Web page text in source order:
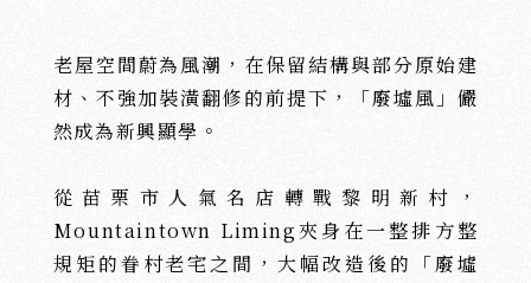
老屋空間蔚為風潮，在保留結構與部分原始建
材、不強加裝潢翻修的前提下，「廢墟風」儼
然成為新興顯學。
從苗栗市人氣名店轉戰黎明新村，
Mountaintown Liming夾身在一整排方整
規矩的眷村老宅之間，大幅改造後的「廢墟